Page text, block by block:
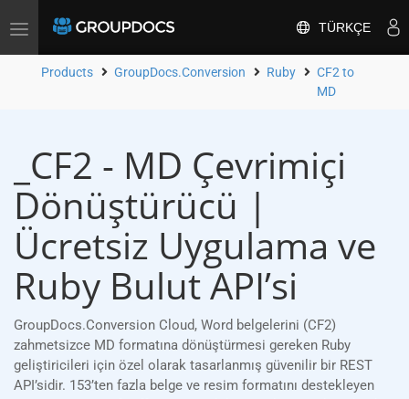
Toggle
TÜRKÇE
Products GroupDocs.Conversion Ruby
CF2 to
MD
_CF2 - MD Çevrimiçi
Dönüştürücü |
Ücretsiz Uygulama ve
Ruby Bulut API’si
GroupDocs.Conversion Cloud, Word belgelerini (CF2)
zahmetsizce MD formatına dönüştürmesi gereken Ruby
geliştiricileri için özel olarak tasarlanmış güvenilir bir REST
API’sidir. 153’ten fazla belge ve resim formatını destekleyen